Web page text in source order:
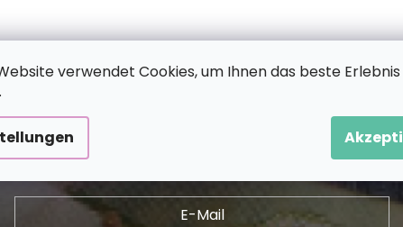
verwendet Cookies, um Ihnen das beste Erlebnis
wir werden Ihnen Informationen über neue Produkte
E-Mail